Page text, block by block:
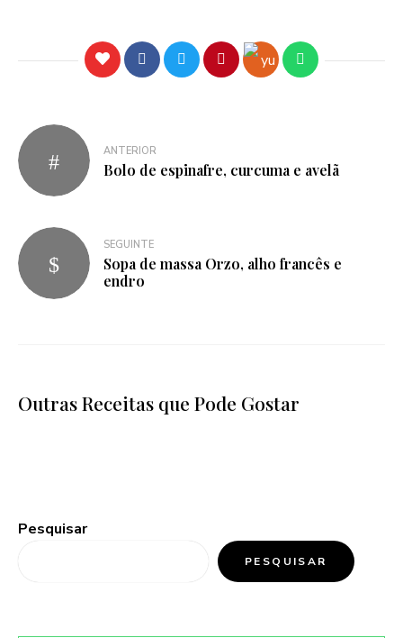
ANTERIOR
Bolo de espinafre, curcuma e avelã
SEGUINTE
Sopa de massa Orzo, alho francês e
endro
Outras Receitas que Pode Gostar
Pesquisar
PESQUISAR